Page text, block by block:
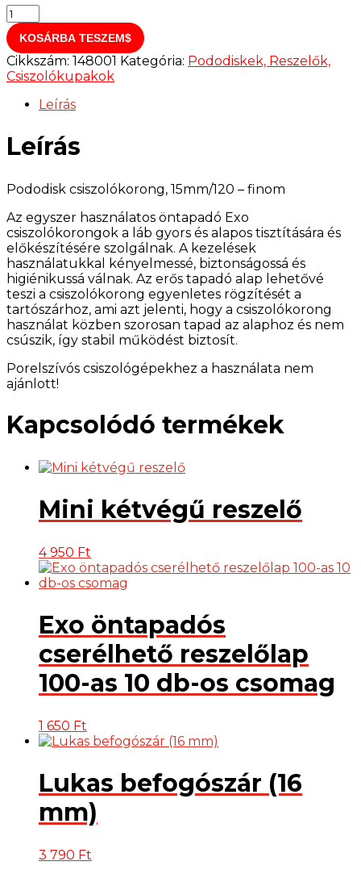
Pododisk
csiszolókorong
15mm/120
-
25db/csomag
mennyiség
KOSÁRBA TESZEM
Cikkszám: 148001 Kategória: Pododiskek, Reszelők,
Csiszolókupakok
Leírás
Leírás
Pododisk csiszolókorong, 15mm/120 – finom
Az egyszer használatos öntapadó Exo
csiszolókorongok a láb gyors és alapos tisztítására és
előkészítésére szolgálnak. A kezelések
használatukkal kényelmessé, biztonságossá és
higiénikussá válnak. Az erős tapadó alap lehetővé
teszi a csiszolókorong egyenletes rögzítését a
tartószárhoz, ami azt jelenti, hogy a csiszolókorong
használat közben szorosan tapad az alaphoz és nem
csúszik, így stabil működést biztosít.
Porelszívós csiszológépekhez a használata nem
ajánlott!
Kapcsolódó termékek
Mini kétvégű reszelő
4 950 Ft
Exo öntapadós
cserélhető reszelőlap
100-as 10 db-os csomag
1 650 Ft
Lukas befogószár (16
mm)
3 790 Ft